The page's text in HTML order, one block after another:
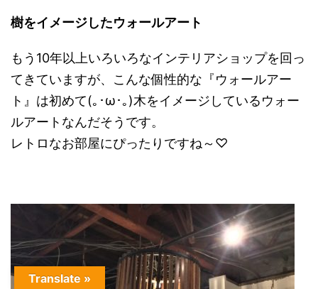
樹をイメージしたウォールアート
もう10年以上いろいろなインテリアショップを回っ
てきていますが、こんな個性的な『ウォールアー
ト』は初めて(｡･ω･｡)木をイメージしているウォー
ルアートなんだそうです。
レトロなお部屋にぴったりですね～♡
Translate »